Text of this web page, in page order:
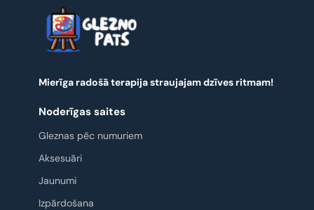
Mierīga radošā terapija straujajam dzīves ritmam!
Noderīgas saites
Gleznas pēc numuriem
Aksesuāri
Jaunumi
Izpārdošana